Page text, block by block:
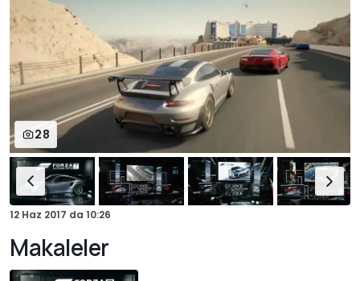
28
12 Haz 2017 da 10:26
Makaleler